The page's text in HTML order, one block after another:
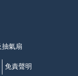
氣扇
免責聲明